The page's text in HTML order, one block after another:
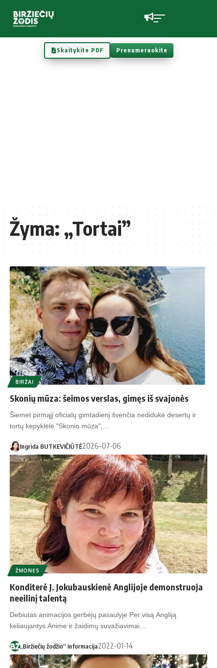
Skaitykite PDF Prenumeruokite
Žyma:„Tortai”
BIRŽAI
Skonių mūza: šeimos verslas, gimęs iš svajonės
Šiemet pirmąjį oficialų gimtadienį švenčia nedidukė desertų ir
tortų kepyklėlė "Skonio mūza",…
Ingrida BUTKEVIČIŪTĖ2026-07-06
ŽMONĖS
Konditerė J. Jokubauskienė Anglijoje demonstruoja
neeilinį talentą
Debiutas animacijos gerbėjų pasaulyje Per visą Angliją
keliaujantys Anime ir žaidimų suvažiavimai…
„Biržiečių žodžio“ informacija2022-01-14